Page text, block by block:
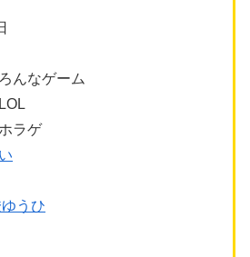
んなゲーム
LOL
ホラゲ
うひ